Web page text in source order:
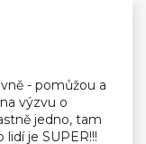
hvězdiček.
- pomůžou a
výzvu o
jedno, tam
je SUPER!!!